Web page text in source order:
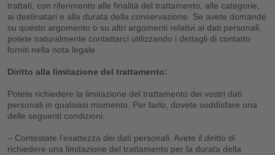
trattati, con riferimento alle finalità del trattamento, alle categorie,
ai destinatari e alla durata della conservazione. Se avete domande
su questo argomento o su altri argomenti relativi ai dati personali,
potete naturalmente contattarci utilizzando i dettagli di contatto
forniti nella nota legale.
Diritto alla limitazione del trattamento:
Potete richiedere la limitazione del trattamento dei vostri dati
personali in qualsiasi momento. Per farlo, dovete soddisfare una
delle seguenti condizioni:
– Contestate l’esattezza dei dati personali. Avete il diritto di
richiedere una limitazione del trattamento per la durata della